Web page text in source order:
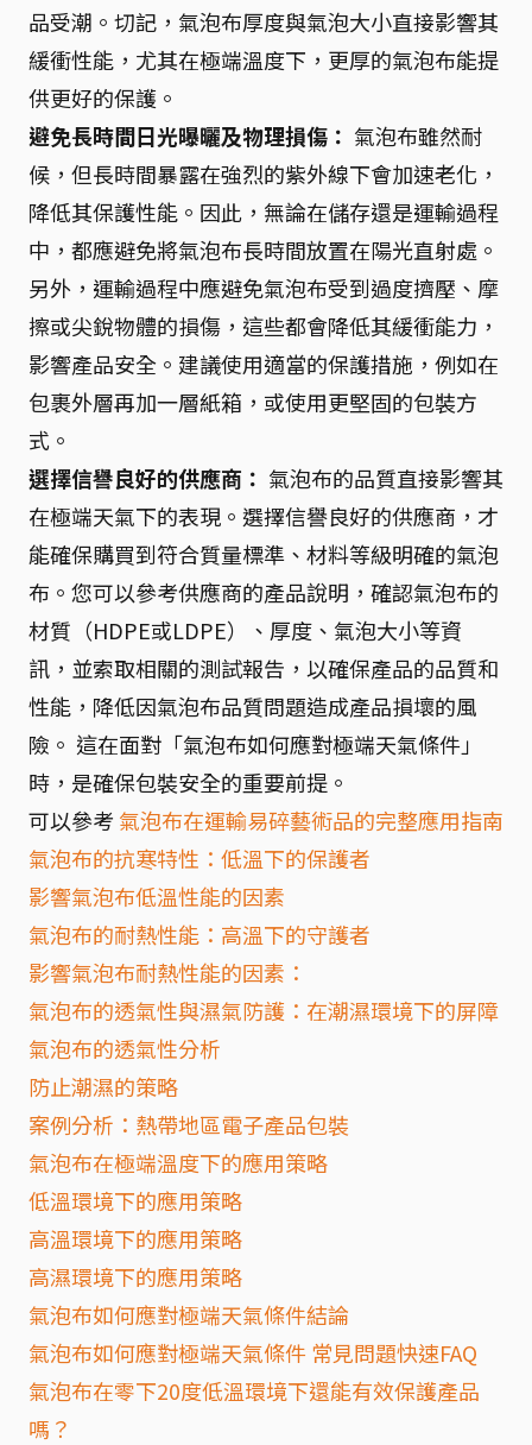
品受潮。切記，氣泡布厚度與氣泡大小直接影響其
緩衝性能，尤其在極端溫度下，更厚的氣泡布能提
供更好的保護。
避免長時間日光曝曬及物理損傷： 氣泡布雖然耐
候，但長時間暴露在強烈的紫外線下會加速老化，
降低其保護性能。因此，無論在儲存還是運輸過程
中，都應避免將氣泡布長時間放置在陽光直射處。
另外，運輸過程中應避免氣泡布受到過度擠壓、摩
擦或尖銳物體的損傷，這些都會降低其緩衝能力，
影響產品安全。建議使用適當的保護措施，例如在
包裹外層再加一層紙箱，或使用更堅固的包裝方
式。
選擇信譽良好的供應商： 氣泡布的品質直接影響其
在極端天氣下的表現。選擇信譽良好的供應商，才
能確保購買到符合質量標準、材料等級明確的氣泡
布。您可以參考供應商的產品說明，確認氣泡布的
材質（HDPE或LDPE）、厚度、氣泡大小等資
訊，並索取相關的測試報告，以確保產品的品質和
性能，降低因氣泡布品質問題造成產品損壞的風
險。 這在面對「氣泡布如何應對極端天氣條件」
時，是確保包裝安全的重要前提。
可以參考 氣泡布在運輸易碎藝術品的完整應用指南
氣泡布的抗寒特性：低溫下的保護者
影響氣泡布低溫性能的因素
氣泡布的耐熱性能：高溫下的守護者
影響氣泡布耐熱性能的因素：
氣泡布的透氣性與濕氣防護：在潮濕環境下的屏障
氣泡布的透氣性分析
防止潮濕的策略
案例分析：熱帶地區電子產品包裝
氣泡布在極端溫度下的應用策略
低溫環境下的應用策略
高溫環境下的應用策略
高濕環境下的應用策略
氣泡布如何應對極端天氣條件結論
氣泡布如何應對極端天氣條件 常見問題快速FAQ
氣泡布在零下20度低溫環境下還能有效保護產品
嗎？